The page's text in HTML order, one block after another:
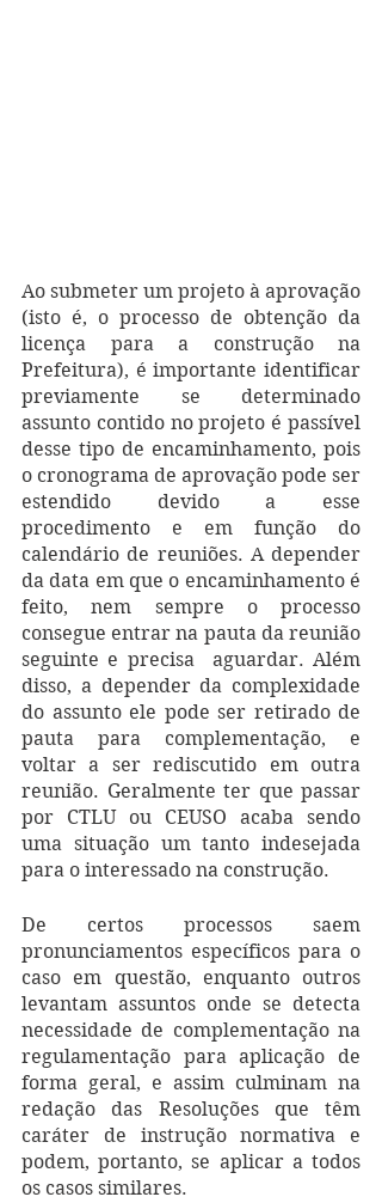
Ao submeter um projeto à aprovação
(isto é, o processo de obtenção da
licença para a construção na
Prefeitura), é importante identificar
previamente se determinado
assunto contido no projeto é passível
desse tipo de encaminhamento, pois
o cronograma de aprovação pode ser
estendido devido a esse
procedimento e em função do
calendário de reuniões. A depender
da data em que o encaminhamento é
feito, nem sempre o processo
consegue entrar na pauta da reunião
seguinte e precisa  aguardar. Além
disso, a depender da complexidade
do assunto ele pode ser retirado de
pauta para complementação, e
voltar a ser rediscutido em outra
reunião. Geralmente ter que passar
por CTLU ou CEUSO acaba sendo
uma situação um tanto indesejada
para o interessado na construção.
De certos processos saem
pronunciamentos específicos para o
caso em questão, enquanto outros
levantam assuntos onde se detecta
necessidade de complementação na
regulamentação para aplicação de
forma geral, e assim culminam na
redação das Resoluções que têm
caráter de instrução normativa e
podem, portanto, se aplicar a todos
os casos similares.